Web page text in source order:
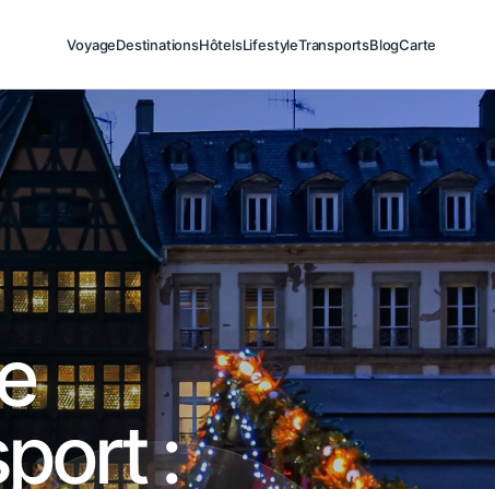
VoyageDestinationsHôtelsLifestyleTransportsBlogCarte
: